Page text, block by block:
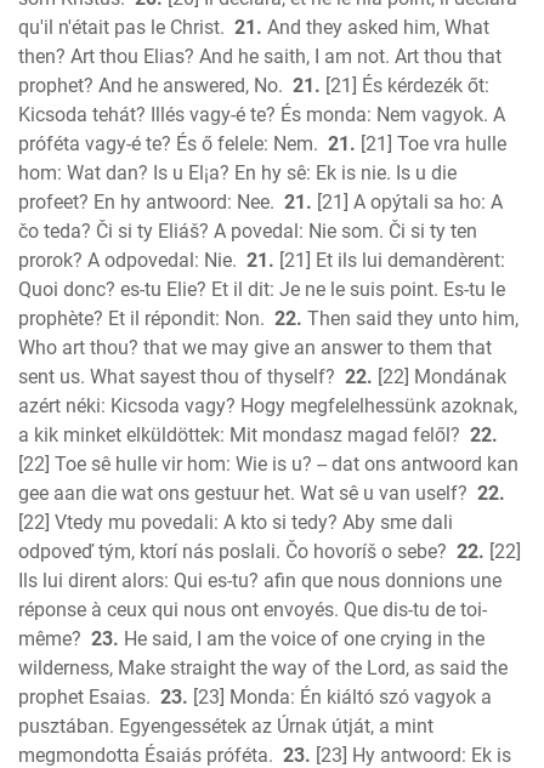
qu'il n'était pas le Christ. 21. And they asked him, What
then? Art thou Elias? And he saith, I am not. Art thou that
prophet? And he answered, No. 21. [21] És kérdezék őt:
Kicsoda tehát? Illés vagy-é te? És monda: Nem vagyok. A
próféta vagy-é te? És ő felele: Nem. 21. [21] Toe vra hulle
hom: Wat dan? Is u El¡a? En hy sê: Ek is nie. Is u die
profeet? En hy antwoord: Nee. 21. [21] A opýtali sa ho: A
čo teda? Či si ty Eliáš? A povedal: Nie som. Či si ty ten
prorok? A odpovedal: Nie. 21. [21] Et ils lui demandèrent:
Quoi donc? es-tu Elie? Et il dit: Je ne le suis point. Es-tu le
prophète? Et il répondit: Non. 22. Then said they unto him,
Who art thou? that we may give an answer to them that
sent us. What sayest thou of thyself? 22. [22] Mondának
azért néki: Kicsoda vagy? Hogy megfelelhessünk azoknak,
a kik minket elküldöttek: Mit mondasz magad felől? 22.
[22] Toe sê hulle vir hom: Wie is u? -- dat ons antwoord kan
gee aan die wat ons gestuur het. Wat sê u van uself? 22.
[22] Vtedy mu povedali: A kto si tedy? Aby sme dali
odpoveď tým, ktorí nás poslali. Čo hovoríš o sebe? 22. [22]
Ils lui dirent alors: Qui es-tu? afin que nous donnions une
réponse à ceux qui nous ont envoyés. Que dis-tu de toi-
même? 23. He said, I am the voice of one crying in the
wilderness, Make straight the way of the Lord, as said the
prophet Esaias. 23. [23] Monda: Én kiáltó szó vagyok a
pusztában. Egyengessétek az Úrnak útját, a mint
megmondotta Ésaiás próféta. 23. [23] Hy antwoord: Ek is